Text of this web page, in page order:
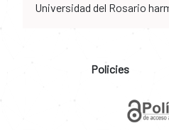
Universidad del Rosario
Policies